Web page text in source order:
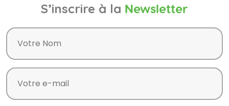
S’inscrire à la Newsletter